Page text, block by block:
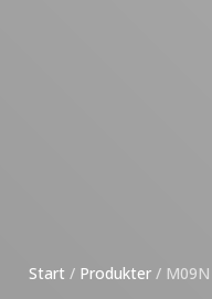
Start / Produkter / M09N